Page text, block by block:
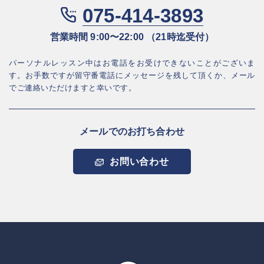
075-414-3893
営業時間 9:00〜22:00 （21時迄受付）
パーソナルレッスン中はお電話をお受けできないことがございま
す。お⼿数ですが留守番電話にメッセージを残して頂くか、メール
でご連絡いただけますと幸いです。
メールでのお打ち合わせ
お問い合わせ